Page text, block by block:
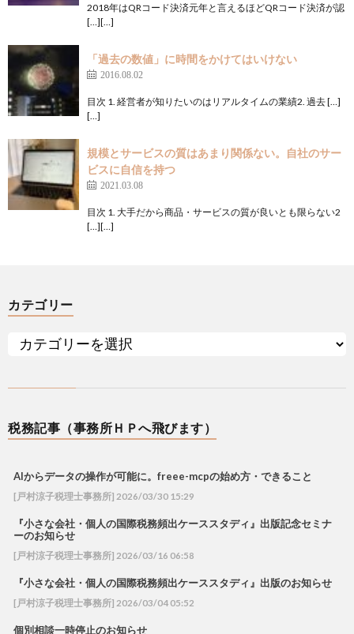
2018年はQRコード決済元年と言えるほどQRコード決済が認
[…][…]
「過去の数値」に時間をかけてはいけない
2016.08.02
目次 1. 経営者が知りたいのはリアルタイムの業績2. 過去 […]
[…]
規模とサービスの質はあまり関係ない。自社のサー
ビスに自信を持つ
2021.03.08
目次 1. 大手だから商品・サービスの質が良いとも限らない2
[…][…]
カテゴリー
税務記事（事務所ＨＰへ飛びます）
AIからデータの操作が可能に。freee-mcpの始め方・できること
[戸村涼子税理士事務所] 2026/03/30 15:29
『小さな会社・個人の国際税務頻出ケーススタディ』出版記念セミナ
ーのお知らせ
[戸村涼子税理士事務所] 2026/03/16 06:58
『小さな会社・個人の国際税務頻出ケーススタディ』出版のお知らせ
[戸村涼子税理士事務所] 2026/03/04 05:52
個別相談一時停止のお知らせ